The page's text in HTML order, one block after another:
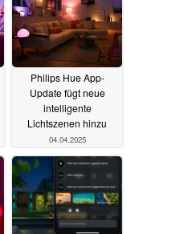
Philips Hue App-
Update fügt neue
intelligente
Lichtszenen hinzu
04.04.2025